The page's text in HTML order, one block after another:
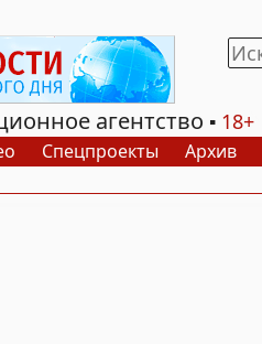
агентство
18+
Спецпроекты Архив